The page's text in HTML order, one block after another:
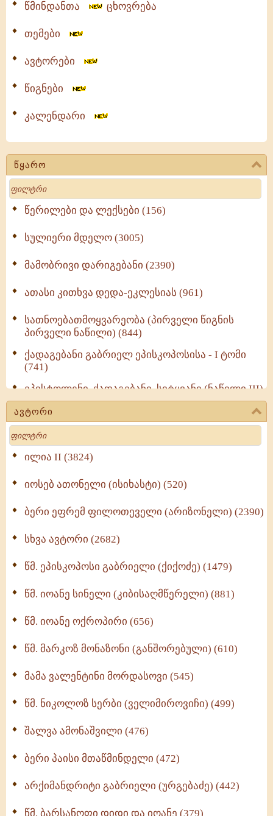
წმინდანთა ცხოვრება
თემები
ავტორები
წიგნები
კალენდარი
წყარო
Search
წერილები და ლექსები (156)
სულიერი მდელო (3005)
მამობრივი დარიგებანი (2390)
ათასი კითხვა დედა-ეკლესიას (961)
სათნოებათმოყვარეობა (პირველი წიგნის
პირველი ნაწილი) (844)
ქადაგებანი გაბრიელ ეპისკოპოსისა - I ტომი
(741)
ეპისტოლენი, ქადაგებანი, სიტყვანი (ნაწილი III)
(723)
მოძღვრის ძალზე სასარგებლო რჩევები
მრევლისათვის (545)
Wisdomge (514)
ქადაგებანი გაბრიელ ეპისკოპოსისა - II ტომი
სულიერი ცხოვრების სახელმძღვანელო -
ნაწილი II (369)
ავტორი
Search
ილია II (3824)
იოსებ ათონელი (ისიხასტი) (520)
ბერი ეფრემ ფილოთეველი (არიზონელი) (2390)
სხვა ავტორი (2682)
წმ. ეპისკოპოსი გაბრიელი (ქიქოძე) (1479)
წმ. იოანე სინელი (კიბისაღმწერელი) (881)
წმ. იოანე ოქროპირი (656)
წმ. მარკოზ მონაზონი (განშორებული) (610)
მამა ვალენტინი მორდასოვი (545)
წმ. ნიკოლოზ სერბი (ველიმიროვიჩი) (499)
შალვა ამონაშვილი (476)
ბერი პაისი მთაწმინდელი (472)
არქიმანდრიტი გაბრიელი (ურგებაძე) (442)
წმ. ბარსანოფი დიდი და იოანე (379)